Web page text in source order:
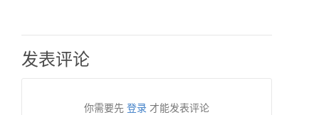
发表评论
你需要先 登录 才能发表评论